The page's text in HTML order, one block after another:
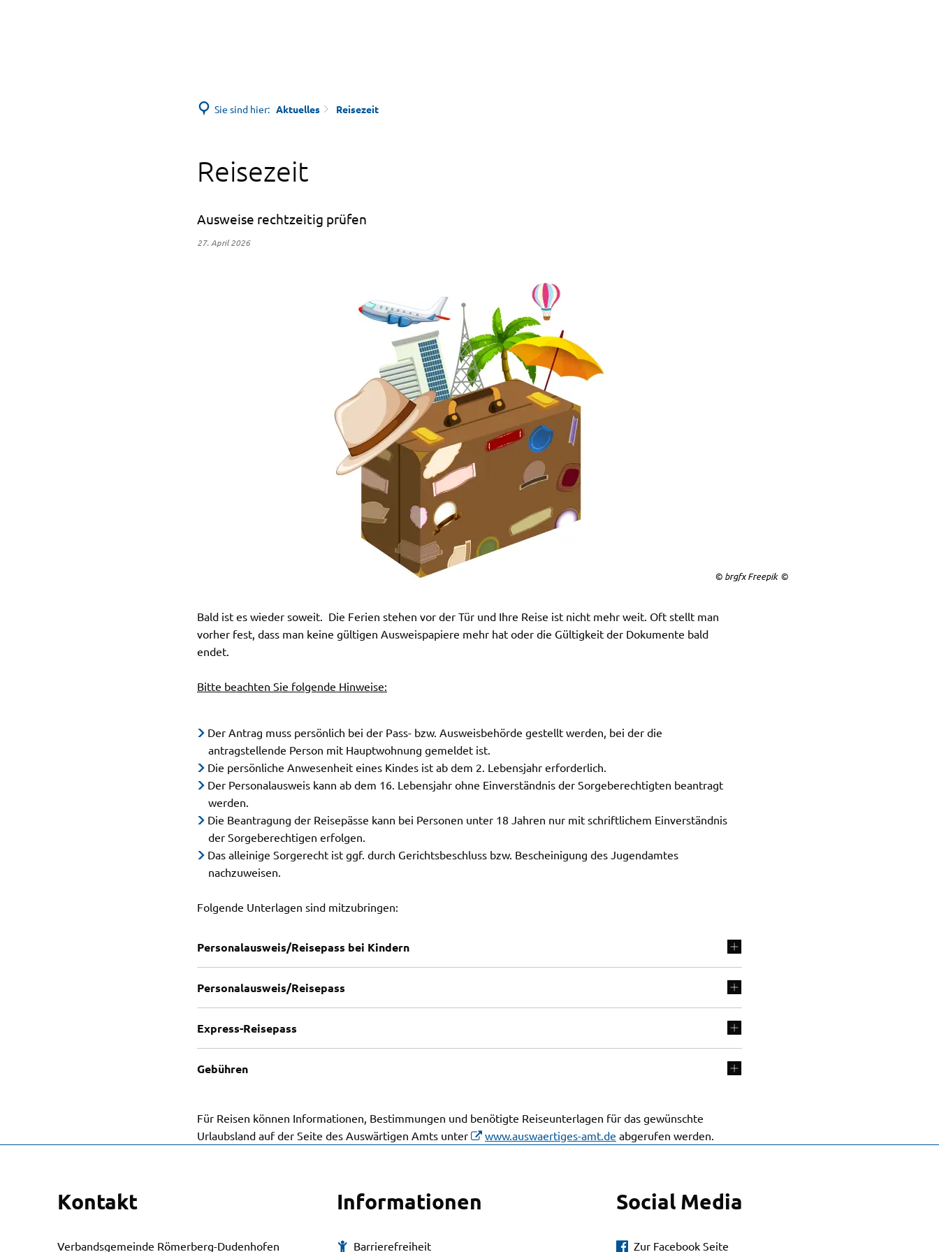
Sie sind hier: Aktuelles Reisezeit
Reisezeit
Ausweise rechtzeitig prüfen
27. April 2026
© brgfx Freepik
Bald ist es wieder soweit. Die Ferien stehen vor der Tür und Ihre Reise ist nicht mehr weit. Oft stellt man
vorher fest, dass man keine gültigen Ausweispapiere mehr hat oder die Gültigkeit der Dokumente bald
endet.
Bitte beachten Sie folgende Hinweise:
Der Antrag muss persönlich bei der Pass- bzw. Ausweisbehörde gestellt werden, bei der die
antragstellende Person mit Hauptwohnung gemeldet ist.
Die persönliche Anwesenheit eines Kindes ist ab dem 2. Lebensjahr erforderlich.
Der Personalausweis kann ab dem 16. Lebensjahr ohne Einverständnis der Sorgeberechtigten beantragt
werden.
Die Beantragung der Reisepässe kann bei Personen unter 18 Jahren nur mit schriftlichem Einverständnis
der Sorgeberechtigen erfolgen.
Das alleinige Sorgerecht ist ggf. durch Gerichtsbeschluss bzw. Bescheinigung des Jugendamtes
nachzuweisen.
Folgende Unterlagen sind mitzubringen:
Personalausweis/Reisepass bei Kindern
Personalausweis/Reisepass
Express-Reisepass
Gebühren
Für Reisen können Informationen, Bestimmungen und benötigte Reiseunterlagen für das gewünschte
Urlaubsland auf der Seite des Auswärtigen Amts unter
www.auswaertiges-amt.de abgerufen werden.
Kontakt
Verbandsgemeinde Römerberg-Dudenhofen
Informationen
Barrierefreiheit
Social Media
Zur Facebook Seite